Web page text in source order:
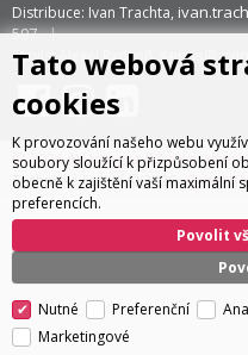
Distribuce: Ivan Trachta,
597
Servis: Alexej Rydzoň,
© 2026 AV Integra CZ s.r.o.
Technické řešení © 2026
Tato webová
cookies
K provozování našeho webu
soubory sloužící k přizpůsobení
obecně k zajištění vaší maximální
preferencích.
Povolit
Nutné Preferenční
Marketingové